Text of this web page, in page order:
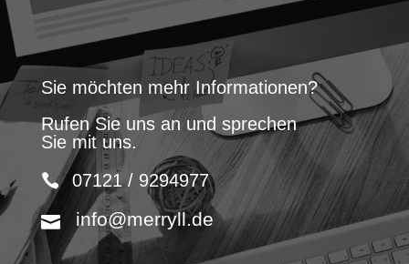
Sie möchten mehr Informationen?
Rufen Sie uns an und sprechen
Sie mit uns.
07121 / 9294977
info@merryll.de